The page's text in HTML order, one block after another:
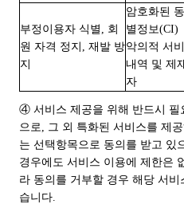
부정이용자 식별, 회
원 자격 정지, 재발 방
지
암호화된
별정보(CI)
악의적 서
내역 및 제
자
④ 서비스 제공을 위해 반드시 필
으로, 그 외 특화된 서비스를 제
는 선택항목으로 동의를 받고 있
경우에도 서비스 이용에 제한은
라 동의를 거부할 경우 해당 서
습니다.